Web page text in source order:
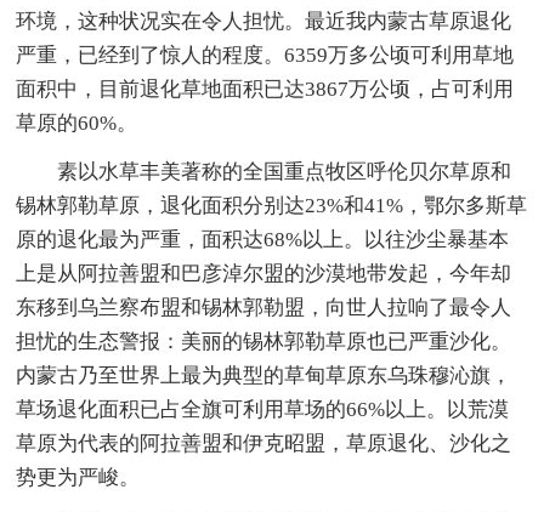
环境，这种状况实在令人担忧。最近我内蒙古草原退化
严重，已经到了惊人的程度。6359万多公顷可利用草地
面积中，目前退化草地面积已达3867万公顷，占可利用
草原的60%。
素以水草丰美著称的全国重点牧区呼伦贝尔草原和
锡林郭勒草原，退化面积分别达23%和41%，鄂尔多斯草
原的退化最为严重，面积达68%以上。以往沙尘暴基本
上是从阿拉善盟和巴彦淖尔盟的沙漠地带发起，今年却
东移到乌兰察布盟和锡林郭勒盟，向世人拉响了最令人
担忧的生态警报：美丽的锡林郭勒草原也已严重沙化。
内蒙古乃至世界上最为典型的草甸草原东乌珠穆沁旗，
草场退化面积已占全旗可利用草场的66%以上。以荒漠
草原为代表的阿拉善盟和伊克昭盟，草原退化、沙化之
势更为严峻。